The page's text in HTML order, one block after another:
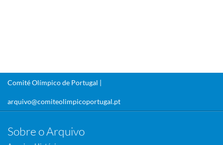
Comité Olímpico de Portugal |
arquivo@comiteolimpicoportugal.pt
Sobre o Arquivo